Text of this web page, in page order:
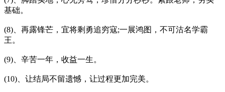
基础。
(8)、再露锋芒，宜将剩勇追穷寇;一展鸿图，不可沽名学霸
王。
(9)、辛苦一年，收益一生。
(10)、让结局不留遗憾，让过程更加完美。